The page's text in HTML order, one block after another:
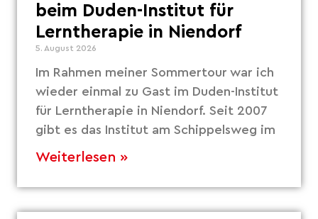
beim Duden-Institut für
Lerntherapie in Niendorf
5. August 2026
Im Rahmen meiner Sommertour war ich
wieder einmal zu Gast im Duden-Institut
für Lerntherapie in Niendorf. Seit 2007
gibt es das Institut am Schippelsweg im
Weiterlesen »